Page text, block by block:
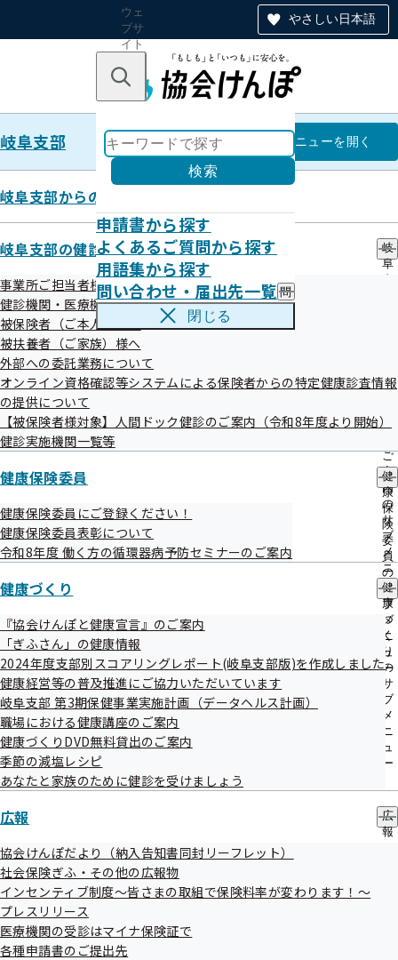
やさしい日本語
ウェ
ブサ
イト
のナ
ン
キーワードで探す
検索
申請書から探す
よくあるご質問から探す
用語集から探す
問い合わせ・届出先一覧 問
い
届
先
覧
ュ
ー
閉じる
岐阜支部 岐阜支部
メニューを開く
岐阜支部からのお知らせ
岐阜支部の健診・保健指導のご案内
岐
阜
保
健
導
ご
案
内
の
サ
ブ
メ
ニ
ュ
ー
事業所ご担当者様へ
健診機関・医療機関の皆さまへ
被保険者（ご本人）様へ
被扶養者（ご家族）様へ
外部への委託業務について
オンライン資格確認等システムによる保険者からの特定健康診査情報
の提供について
【被保険者様対象】人間ドック健診のご案内（令和8年度より開始）
健診実施機関一覧等
健康保険委員
健
康
保
険
委
員
の
サ
ブ
メ
ニ
ュ
ー
健康保険委員にご登録ください！
健康保険委員表彰について
令和8年度 働く方の循環器病予防セミナーのご案内
健康づくり
健
康
づ
く
り
の
サ
ブ
メ
ニ
ュ
ー
『協会けんぽと健康宣言』のご案内
「ぎふさん」の健康情報
2024年度支部別スコアリングレポート(岐阜支部版)を作成しました
健康経営等の普及推進にご協力いただいています
岐阜支部 第3期保健事業実施計画（データヘルス計画）
職場における健康講座のご案内
健康づくりDVD無料貸出のご案内
季節の減塩レシピ
あなたと家族のために健診を受けましょう
広報
広
報
協会けんぽだより（納入告知書同封リーフレット）
社会保険ぎふ・その他の広報物
インセンティブ制度～皆さまの取組で保険料率が変わります！～
プレスリリース
医療機関の受診はマイナ保険証で
各種申請書のご提出先
令和08年01月
お知らせ
令和08年01月30日
第140回全国健康保険協会運営委員会の資料を掲載しました
令和08年01月29日
令和08年01月28日
被扶養者状況リスト提出勧奨はがきに掲載している支部電話
番号の誤りについて（お詫び）
令和08年01月26日
「けんぽアプリ」をリリースしました
令和08年01月20日
令和08年01月19日
第140回全国健康保険協会運営委員会を開催します
令和08年01月13日
「電子申請サービス」を開始しました